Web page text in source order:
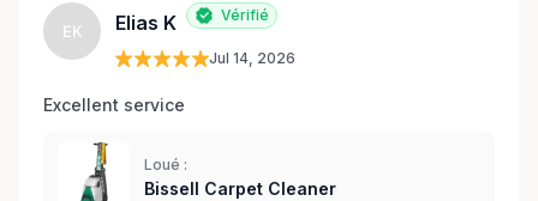
EK Elias K Vérifié
Jul 14, 2026
Excellent service
Loué :
Bissell Carpet Cleaner